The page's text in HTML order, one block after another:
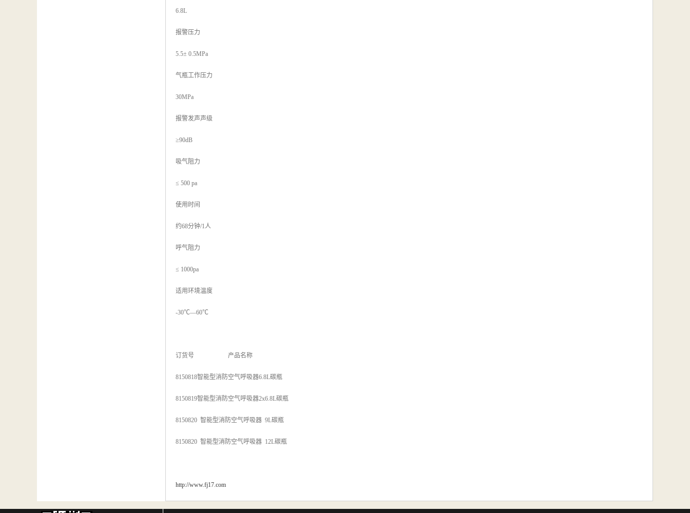
6.8L
报警压力
5.5± 0.5MPa
气瓶工作压力
30MPa
报警发声声级
≥90dB
吸气阻力
≤ 500 pa
使用时间
约68分钟/1人
呼气阻力
≤ 1000pa
适用环境温度
-30℃—60℃
订货号 产品名称
8150818智能型消防空气呼吸器6.8L碳瓶
8150819智能型消防空气呼吸器2x6.8L碳瓶
8150820 智能型消防空气呼吸器 9L碳瓶
8150820 智能型消防空气呼吸器 12L碳瓶
http://www.fj17.com